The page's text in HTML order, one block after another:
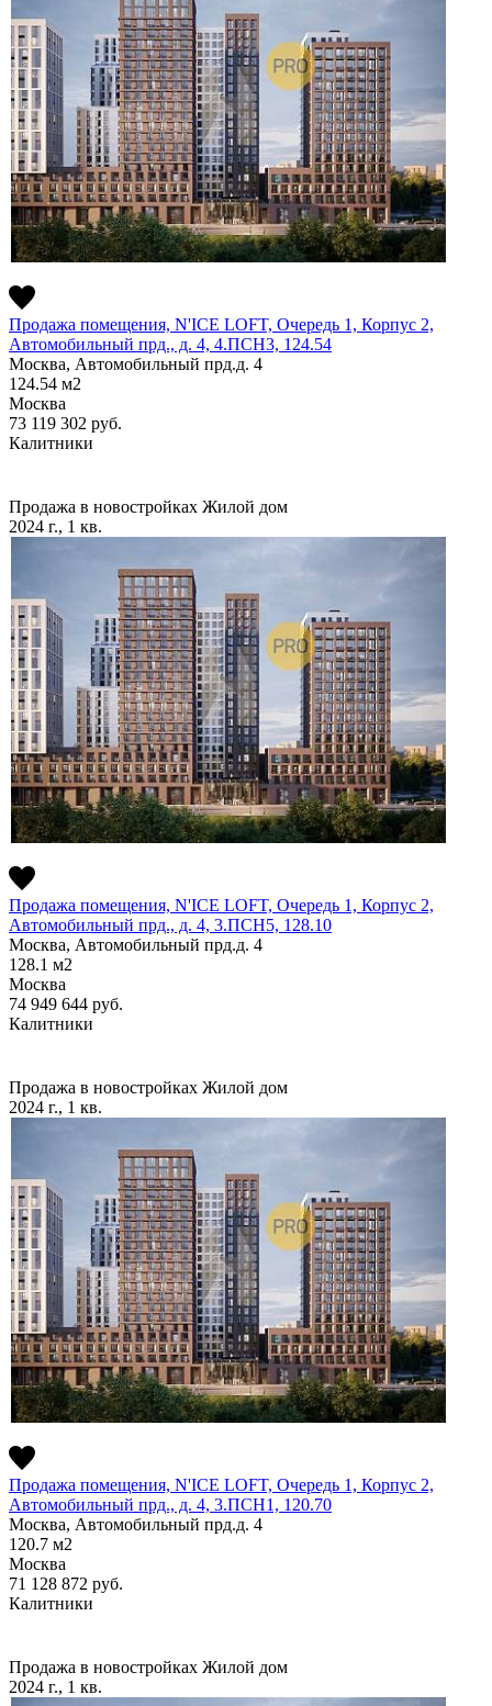
Продажа помещения, N'ICE LOFT, Очередь 1, Корпус 2,
Автомобильный прд., д. 4, 4.ПСН3, 124.54
Москва, Автомобильный прд.д. 4
124.54 м2
Москва
73 119 302 руб.
Калитники
Продажа в новостройках Жилой дом
2024 г., 1 кв.
Продажа помещения, N'ICE LOFT, Очередь 1, Корпус 2,
Автомобильный прд., д. 4, 3.ПСН5, 128.10
Москва, Автомобильный прд.д. 4
128.1 м2
Москва
74 949 644 руб.
Калитники
Продажа в новостройках Жилой дом
2024 г., 1 кв.
Продажа помещения, N'ICE LOFT, Очередь 1, Корпус 2,
Автомобильный прд., д. 4, 3.ПСН1, 120.70
Москва, Автомобильный прд.д. 4
120.7 м2
Москва
71 128 872 руб.
Калитники
Продажа в новостройках Жилой дом
2024 г., 1 кв.